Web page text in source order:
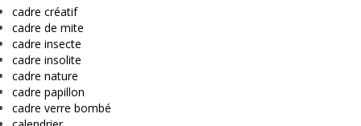
cadre créatif
cadre de mite
cadre insecte
cadre insolite
cadre nature
cadre papillon
cadre verre bombé